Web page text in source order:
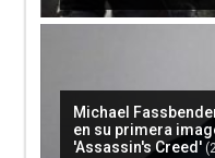
Michael
en su primera
'Assassin's Creed'